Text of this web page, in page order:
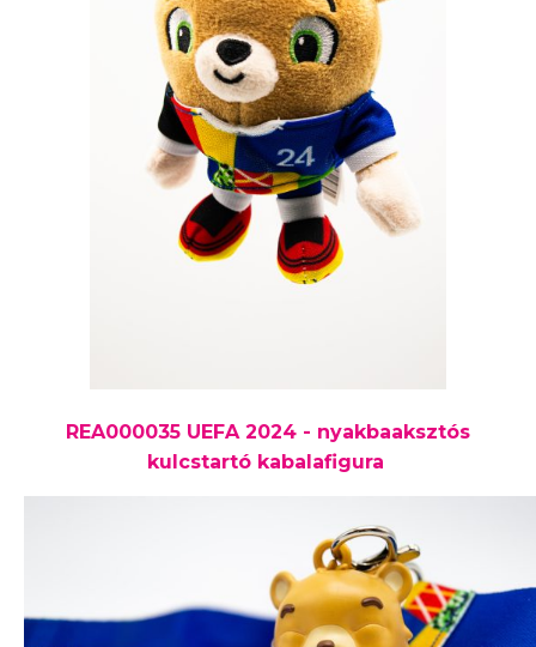
REA000035 UEFA 2024 - nyakbaaksztós
kulcstartó kabalafigura